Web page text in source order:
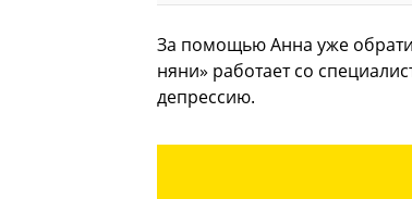
За помощью Анна уже
няни» работает со
депрессию.